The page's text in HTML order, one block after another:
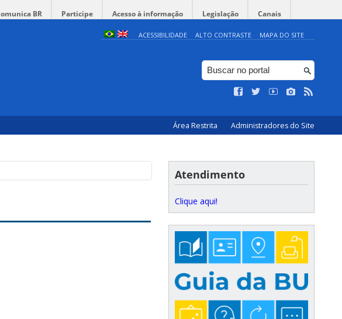
BR Participe Acesso à informação Legislação Canais
ACESSIBILIDADE ALTO CONTRASTE MAPA DO SITE
Área Restrita Administradores do Site
Atendimento
Clique aqui!